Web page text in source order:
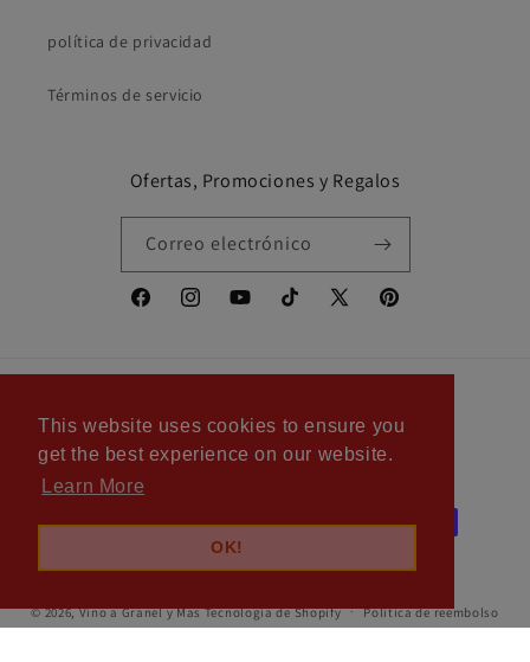
This website uses cookies to ensure you
get the best experience on our website.
Learn More
OK!
política de privacidad
Términos de servicio
Ofertas, Promociones y Regalos
Correo electrónico
FacebookInstagramYouTubeTikTok
X
Pinterest
Español
pago
© 2026,Vino a Granel y MasTecnología de Shopify Política de reembolso